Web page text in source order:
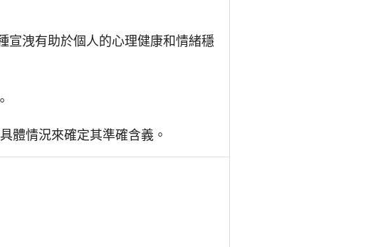
宣洩有助於個人的心理健康和情緒穩
體情況來確定其準確含義。